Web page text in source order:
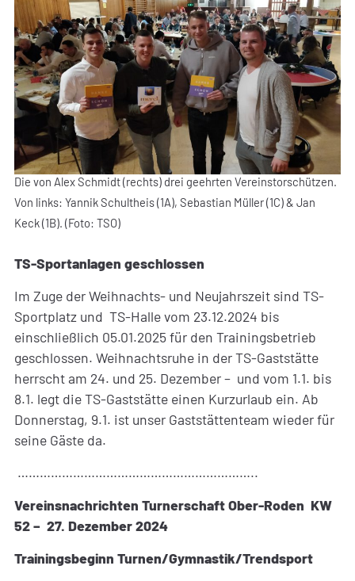
Die von Alex Schmidt (rechts) drei geehrten Vereinstorschützen.
Von links: Yannik Schultheis (1A), Sebastian Müller (1C) & Jan
Keck (1B). (Foto: TSO)
TS-Sportanlagen geschlossen
Im Zuge der Weihnachts- und Neujahrszeit sind TS-
Sportplatz und TS-Halle vom 23.12.2024 bis
einschließlich 05.01.2025 für den Trainingsbetrieb
geschlossen. Weihnachtsruhe in der TS-Gaststätte
herrscht am 24. und 25. Dezember – und vom 1.1. bis
8.1. legt die TS-Gaststätte einen Kurzurlaub ein. Ab
Donnerstag, 9.1. ist unser Gaststättenteam wieder für
seine Gäste da.
………………………………………………………..
Vereinsnachrichten Turnerschaft Ober-Roden KW
52 – 27. Dezember 2024
Trainingsbeginn Turnen/Gymnastik/Trendsport